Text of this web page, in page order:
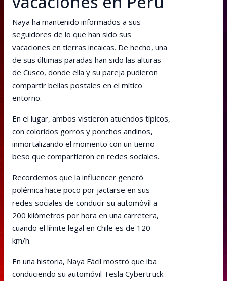
Naya ha mantenido informados a sus
seguidores de lo que han sido sus
vacaciones en tierras incaicas. De hecho, una
de sus últimas paradas han sido las alturas
de Cusco, donde ella y su pareja pudieron
compartir bellas postales en el mítico
entorno.
En el lugar, ambos vistieron atuendos típicos,
con coloridos gorros y ponchos andinos,
inmortalizando el momento con un tierno
beso que compartieron en redes sociales.
Recordemos que la influencer generó
polémica hace poco por jactarse en sus
redes sociales de conducir su automóvil a
200 kilómetros por hora en una carretera,
cuando el límite legal en Chile es de 120
km/h.
En una historia, Naya Fácil mostró que iba
conduciendo su automóvil Tesla Cybertruck -